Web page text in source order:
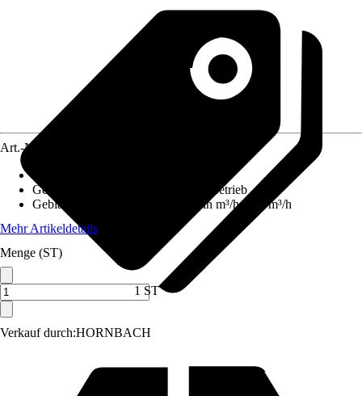
Verkauf durch:HORNBACH
Art.-Nr.
Geeignet für
Abluftbetrieb, Umluftbetrieb
Gebläseleistung im Abluftbetrieb in m³/h:
431 m³/h
Mehr Artikeldetails
Menge (ST)
1 ST